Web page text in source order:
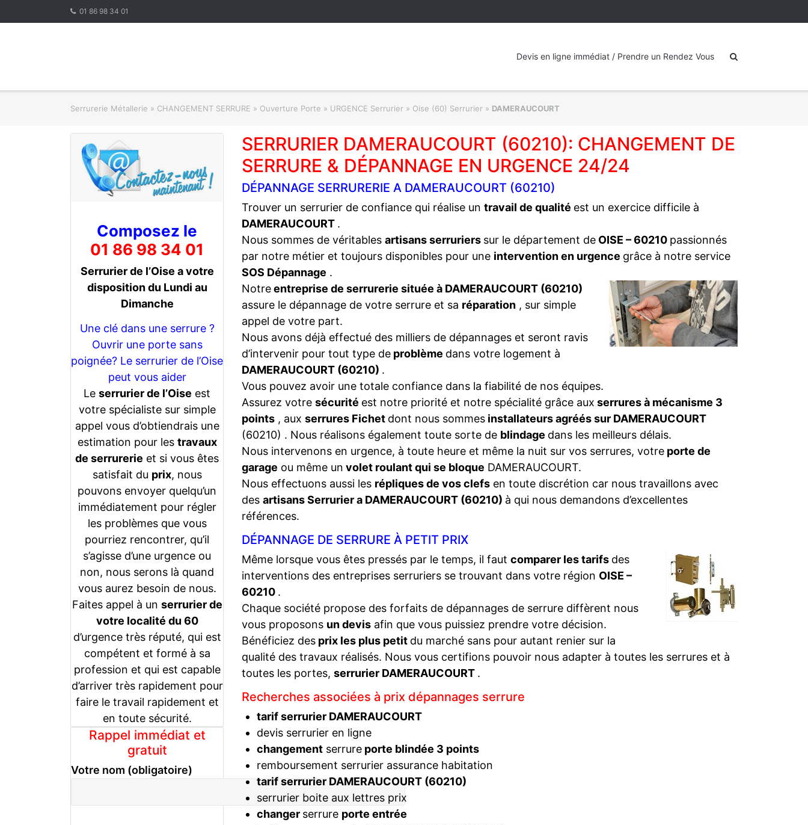
01 86 98 34 01
Devis en ligne immédiat / Prendre un Rendez Vous
Serrurerie Métallerie » CHANGEMENT SERRURE » Ouverture Porte » URGENCE Serrurier » Oise (60) Serrurier » DAMERAUCOURT
Composez le
01 86 98 34 01
Serrurier de l’Oise a votre
disposition du Lundi au
Dimanche
Une clé dans une serrure ?
Ouvrir une porte sans
poignée? Le serrurier de l’Oise
peut vous aider
Le serrurier de l’Oise est
votre spécialiste sur simple
appel vous d’obtiendrais une
estimation pour les travaux
de serrurerie et si vous êtes
satisfait du prix, nous
pouvons envoyer quelqu’un
immédiatement pour régler
les problèmes que vous
pourriez rencontrer, qu’il
s’agisse d’une urgence ou
non, nous serons là quand
vous aurez besoin de nous.
Faites appel à un serrurier de
votre localité du 60
d’urgence très réputé, qui est
compétent et formé à sa
profession et qui est capable
d’arriver très rapidement pour
faire le travail rapidement et
en toute sécurité.
Rappel immédiat et
gratuit
Votre nom (obligatoire)
SERRURIER DAMERAUCOURT (60210): CHANGEMENT DE
SERRURE & DÉPANNAGE EN URGENCE 24/24
DÉPANNAGE SERRURERIE A DAMERAUCOURT (60210)
Trouver un serrurier de confiance qui réalise un travail de qualité est un exercice difficile à
DAMERAUCOURT .
Nous sommes de véritables artisans serruriers sur le département de OISE – 60210 passionnés
par notre métier et toujours disponibles pour une intervention en urgence grâce à notre service
SOS Dépannage .
Notreentreprise de serrurerie située à DAMERAUCOURT (60210)
assure le dépannage de votre serrure et sa réparation , sur simple
appel de votre part.
Nous avons déjà effectué des milliers de dépannages et seront ravis
d’intervenir pour tout type de problème dans votre logement à
DAMERAUCOURT (60210) .
Vous pouvez avoir une totale confiance dans la fiabilité de nos équipes.
Assurez votre sécurité est notre priorité et notre spécialité grâce aux serrures à mécanisme 3
points , aux serrures Fichet dont nous sommes installateurs agréés sur DAMERAUCOURT
(60210) . Nous réalisons également toute sorte de blindage dans les meilleurs délais.
Nous intervenons en urgence, à toute heure et même la nuit sur vos serrures, votre porte de
garage ou même un volet roulant qui se bloque DAMERAUCOURT.
Nous effectuons aussi les répliques de vos clefs en toute discrétion car nous travaillons avec
des artisans Serrurier a DAMERAUCOURT (60210) à qui nous demandons d’excellentes
références.
DÉPANNAGE DE SERRURE À PETIT PRIX
Même lorsque vous êtes pressés par le temps, il faut comparer les tarifs des
interventions des entreprises serruriers se trouvant dans votre région OISE –
60210 .
Chaque société propose des forfaits de dépannages de serrure diffèrent nous
vous proposons un devis afin que vous puissiez prendre votre décision.
Bénéficiez des prix les plus petit du marché sans pour autant renier sur la
qualité des travaux réalisés. Nous vous certifions pouvoir nous adapter à toutes les serrures et à
toutes les portes, serrurier DAMERAUCOURT .
Recherches associées à prix dépannages serrure
tarif serrurier DAMERAUCOURT
devis serrurier en ligne
changementserrureporte blindée 3 points
remboursement serrurier assurance habitation
tarif serrurier DAMERAUCOURT (60210)
serrurier boite aux lettres prix
changer serrure porte entrée